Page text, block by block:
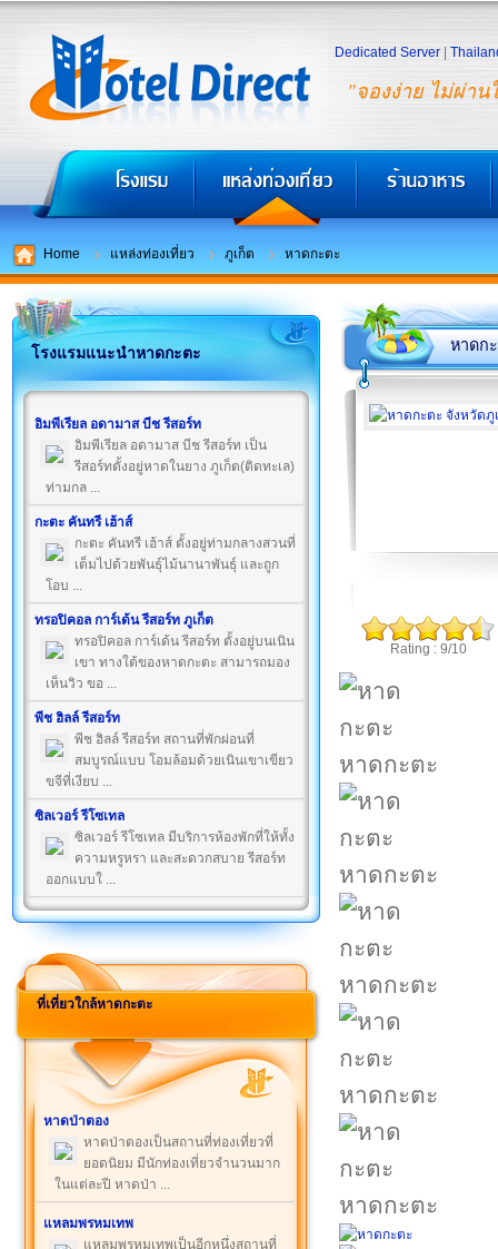
"จองง่าย ไม่ผ่าน
Dedicated Server
Home แหล่งท่องเที่ยว ภูเก็ต หาดกะตะ
โรงแรมแนะนำหาดกะตะ
อิมพีเรียล อดามาส บีช รีสอร์ท
อิมพีเรียล อดามาส บีช รีสอร์ท เป็น
รีสอร์ทตั้งอยู่หาดในยาง ภูเก็ต(ติดทะเล)
ท่ามกล ...
กะตะ คันทรี เฮ้าส์
กะตะ คันทรี เฮ้าส์ ตั้งอยู่ท่ามกลางสวนที่
เต็มไปด้วยพันธุ์ไม้นานาพันธุ์ และถูก
โอบ ...
ทรอปิคอล การ์เด้น รีสอร์ท ภูเก็ต
ทรอปิคอล การ์เด้น รีสอร์ท ตั้งอยู่บนเนิน
เขา ทางใต้ของหาดกะตะ สามารถมอง
เห็นวิว ขอ ...
พีช ฮิลล์ รีสอร์ท
พีช ฮิลล์ รีสอร์ท สถานที่พักผ่อนที่
สมบูรณ์แบบ โอมล้อมด้วยเนินเขาเขียว
ขจีที่เงียบ ...
ซิลเวอร์ รีโซเทล
ซิลเวอร์ รีโซเทล มีบริการห้องพักที่ให้ทั้ง
ความหรูหรา และสะดวกสบาย รีสอร์ท
ออกแบบใ ...
ที่เที่ยวใกล้หาดกะตะ
หาดป่าตอง
หาดป่าตองเป็นสถานที่ท่องเที่ยวที่
ยอดนิยม มีนักท่องเที่ยวจำนวนมาก
ในแต่ละปี หาดป่า ...
แหลมพรหมเทพ
แหลมพรหมเทพเป็นอีกหนึ่งสถานที่
หาดก
Rating : 9/10
หาดกะตะ
หาดกะตะ
หาดกะตะ
หาดกะตะ
หาดกะตะ